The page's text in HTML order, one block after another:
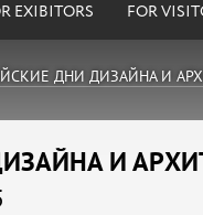
EXIBITORS FOR
ДНИ ДИЗАЙНА И
И